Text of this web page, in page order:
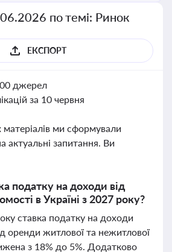
по темі: Ринок
ЕКСПОРТ
джерел
за 10 червня
матеріалів ми сформували
актуальні запитання. Ви
податку на доходи від
в Україні з 2027 року?
ставка податку на доходи
оренди житлової та нежитлової
з 18% до 5%. Додатково